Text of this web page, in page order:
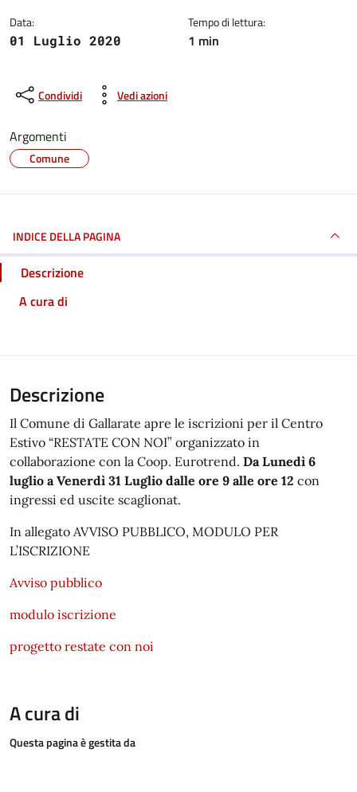
Data:
01 Luglio 2020
Tempo di lettura:
1 min
Condividi Vedi azioni
Argomenti
Comune
INDICE DELLA PAGINA
Descrizione
A cura di
Descrizione
Il Comune di Gallarate apre le iscrizioni per il Centro
Estivo “RESTATE CON NOI” organizzato in
collaborazione con la Coop. Eurotrend. Da Lunedì 6
luglio a Venerdì 31 Luglio dalle ore 9 alle ore 12 con
ingressi ed uscite scaglionat.
In allegato AVVISO PUBBLICO, MODULO PER
L’ISCRIZIONE
Avviso pubblico
modulo iscrizione
progetto restate con noi
A cura di
Questa pagina è gestita da